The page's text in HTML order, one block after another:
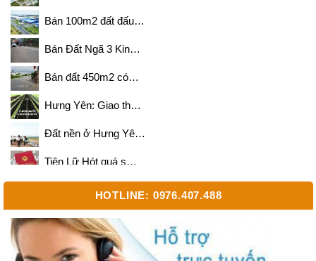
Bán 100m2 đất đấu…
Bán Đất Ngã 3 Kin…
Bán đất 450m2 có…
Hưng Yên: Giao th…
Đất nền ở Hưng Yê…
Tiên Lữ Hót quá s…
Bán 500m2 và 700m…
Cần mua đất diện …
Bán 700m2 đất 2 m…
HOTLINE: 0976.407.488